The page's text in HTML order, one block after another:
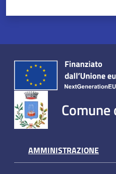
argomenti
Seguici
su
AMMINISTRAZIONE